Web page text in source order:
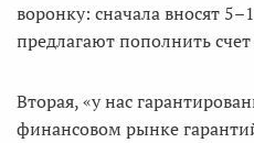
воронку: сначала вносят
предлагают пополнить
Вторая, «у нас
финансовом рынке